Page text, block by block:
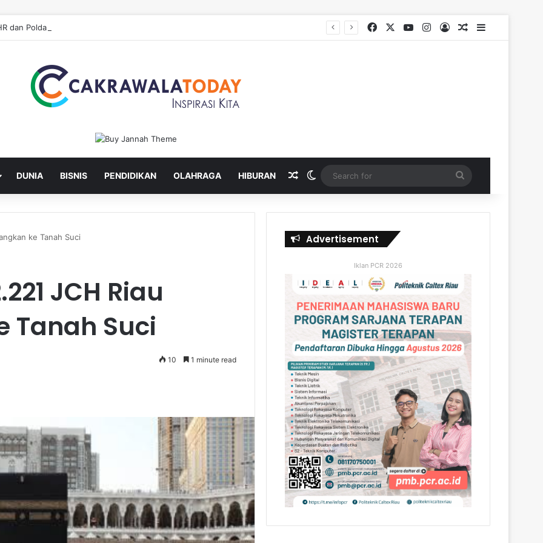
Facebook YouTubeInstagram
Log InRandom Article
DUNIA BISNIS PENDIDIKAN OLAHRAGA HIBURAN Random Article
Switch skin
for
ke Tanah Suci
JCH Riau
Tanah Suci
10 1 minute read
Advertisement
Iklan PCR 2026